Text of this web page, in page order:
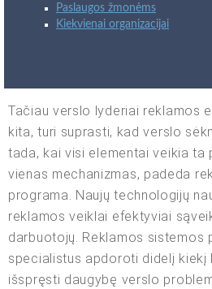
Paslaugos žmonėms
Kiekvienai organizacijai
Tačiau verslo lyderiai reklamos
kita, turi suprasti, kad verslo
tada, kai visi elementai veikia ta
vienas mechanizmas, padeda
programa. Naujų technologijų
reklamos veiklai efektyviai
darbuotojų. Reklamos sistemos
specialistus apdoroti didelį kiekį
išspręsti daugybę verslo